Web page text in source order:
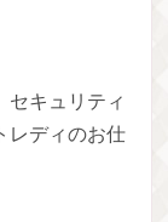
セキュリティ
レディのお仕